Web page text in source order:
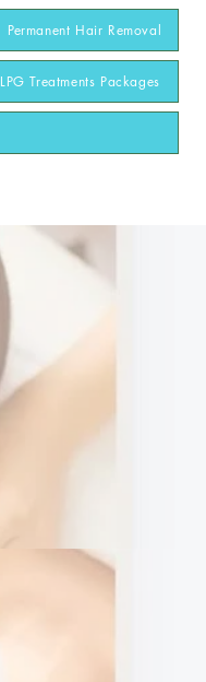
Permanent Hair Removal
LPG Treatments Packages